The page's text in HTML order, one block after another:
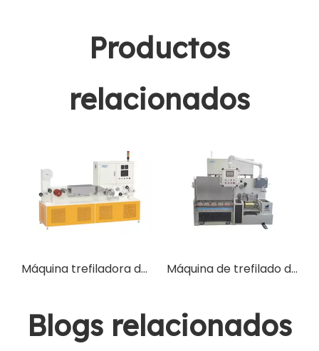
Productos
relacionados
Máquina trefiladora de alambre de tungsteno estirada en caliente Máquina de trefilado de alambre de acero al carbono
Blogs relacionados